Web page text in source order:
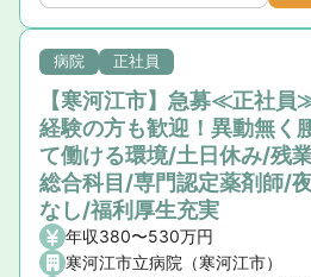
病院 正社員
【寒河江市】急募≪正社員
経験の方も歓迎！異動無く
て働ける環境/土日休み/残
総合科目/専門認定薬剤師/
なし/福利厚生充実
年収380〜530万円
寒河江市立病院（寒河江市）